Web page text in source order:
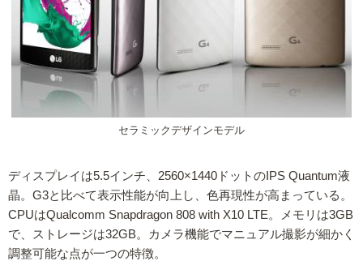
セラミックデザインモデル
ディスプレイは5.5インチ、2560×1440ドットのIPS Quantum液
晶。G3と比べて表示性能が向上し、色再現性が高まっている。
CPUはQualcomm Snapdragon 808 with X10 LTE。メモリは3GB
で、ストレージは32GB。カメラ機能でマニュアル撮影が細かく
調整可能な点が一つの特徴。